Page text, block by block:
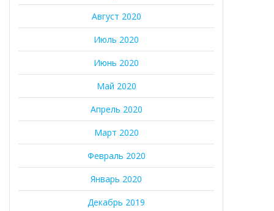
Август 2020
Июль 2020
Июнь 2020
Май 2020
Апрель 2020
Март 2020
Февраль 2020
Январь 2020
Декабрь 2019